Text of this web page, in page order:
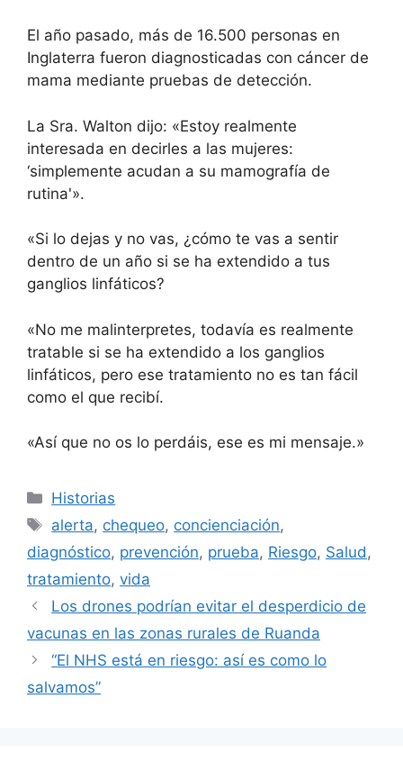
El año pasado, más de 16.500 personas en
Inglaterra fueron diagnosticadas con cáncer de
mama mediante pruebas de detección.
La Sra. Walton dijo: «Estoy realmente
interesada en decirles a las mujeres:
‘simplemente acudan a su mamografía de
rutina'».
«Si lo dejas y no vas, ¿cómo te vas a sentir
dentro de un año si se ha extendido a tus
ganglios linfáticos?
«No me malinterpretes, todavía es realmente
tratable si se ha extendido a los ganglios
linfáticos, pero ese tratamiento no es tan fácil
como el que recibí.
«Así que no os lo perdáis, ese es mi mensaje.»
Categorías
Historias
Etiquetas
alerta, chequeo, concienciación,
diagnóstico, prevención, prueba, Riesgo, Salud,
tratamiento, vida
Los drones podrían evitar el desperdicio de
vacunas en las zonas rurales de Ruanda
“El NHS está en riesgo: así es como lo
salvamos”